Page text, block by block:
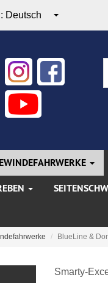
Deutsch
BlueLine &
Smarty-